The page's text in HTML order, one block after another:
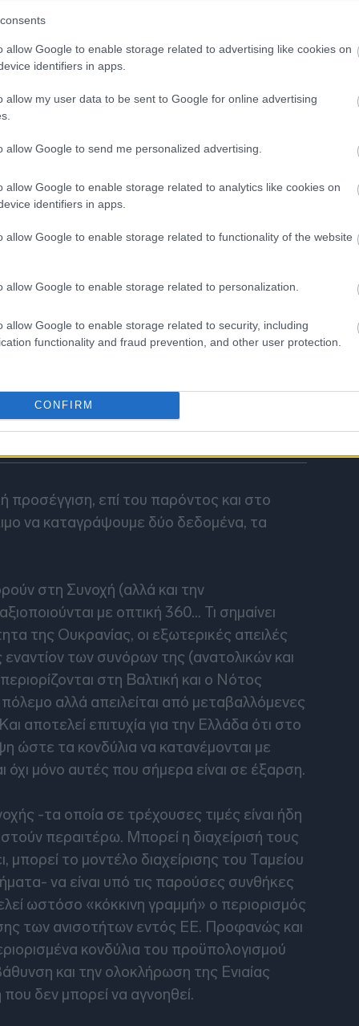
allow Google to enable storage related to advertising like cookies on
identifiers in apps.
allow my user data to be sent to Google for online advertising
allow Google to send me personalized advertising.
allow Google to enable storage related to analytics like cookies on
identifiers in apps.
allow Google to enable storage related to functionality of the website
allow Google to enable storage related to personalization.
allow Google to enable storage related to security, including
functionality and fraud prevention, and other user protection.
CONFIRM
παραδοσιακούς frugals καλείσαι να τους
(συχνά ξεπερασμένη) προσέγγιση.
προσέγγιση, επί του παρόντος και στο
να καταγράψουμε δύο δεδομένα, τα
στη Συνοχή (αλλά και την
με οπτική 360… Τι σημαίνει
της Ουκρανίας, οι εξωτερικές απειλές
των συνόρων της (ανατολικών και
στη Βαλτική και ο Νότος
αλλά απειλείται από μεταβαλλόμενες
αποτελεί επιτυχία για την Ελλάδα ότι στο
ώστε τα κονδύλια να κατανέμονται με
όχι μόνο αυτές που σήμερα είναι σε έξαρση.
-τα οποία σε τρέχουσες τιμές είναι ήδη
περαιτέρω. Μπορεί η διαχείρισή τους
μπορεί το μοντέλο διαχείρισης του Ταμείου
να είναι υπό τις παρούσες συνθήκες
ωστόσο «κόκκινη γραμμή» ο περιορισμός
των ανισοτήτων εντός ΕΕ. Προφανώς και
κονδύλια του προϋπολογισμού
και την ολοκλήρωση της Ενιαίας
δεν μπορεί να αγνοηθεί.
19:32